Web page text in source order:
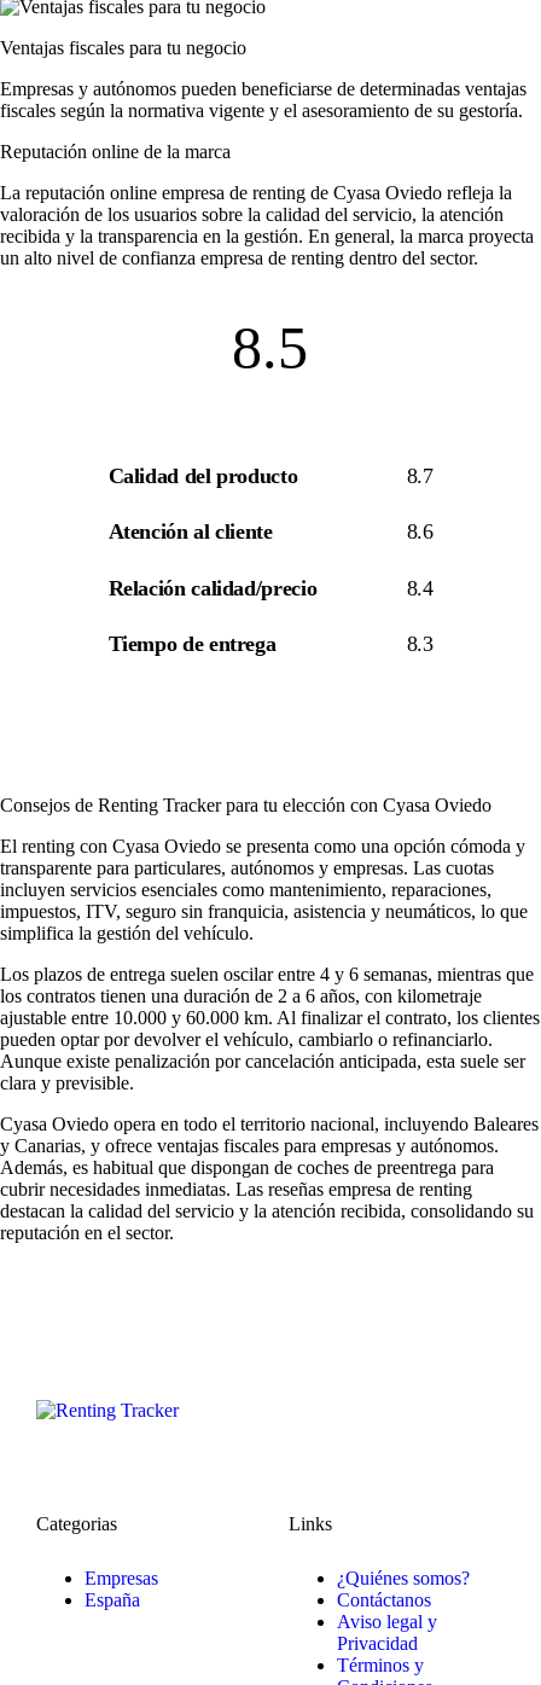
Ventajas fiscales para tu negocio
Empresas y autónomos pueden beneficiarse de determinadas ventajas
fiscales según la normativa vigente y el asesoramiento de su gestoría.
Reputación online de la marca
La reputación online empresa de renting de Cyasa Oviedo refleja la
valoración de los usuarios sobre la calidad del servicio, la atención
recibida y la transparencia en la gestión. En general, la marca proyecta
un alto nivel de confianza empresa de renting dentro del sector.
8.5
Calidad del producto 8.7
Atención al cliente 8.6
Relación calidad/precio 8.4
Tiempo de entrega 8.3
Consejos de Renting Tracker para tu elección con Cyasa Oviedo
El renting con Cyasa Oviedo se presenta como una opción cómoda y
transparente para particulares, autónomos y empresas. Las cuotas
incluyen servicios esenciales como mantenimiento, reparaciones,
impuestos, ITV, seguro sin franquicia, asistencia y neumáticos, lo que
simplifica la gestión del vehículo.
Los plazos de entrega suelen oscilar entre 4 y 6 semanas, mientras que
los contratos tienen una duración de 2 a 6 años, con kilometraje
ajustable entre 10.000 y 60.000 km. Al finalizar el contrato, los clientes
pueden optar por devolver el vehículo, cambiarlo o refinanciarlo.
Aunque existe penalización por cancelación anticipada, esta suele ser
clara y previsible.
Cyasa Oviedo opera en todo el territorio nacional, incluyendo Baleares
y Canarias, y ofrece ventajas fiscales para empresas y autónomos.
Además, es habitual que dispongan de coches de preentrega para
cubrir necesidades inmediatas. Las reseñas empresa de renting
destacan la calidad del servicio y la atención recibida, consolidando su
reputación en el sector.
Categorias
Empresas
España
Links
¿Quiénes somos?
Contáctanos
Aviso legal y
Privacidad
Términos y